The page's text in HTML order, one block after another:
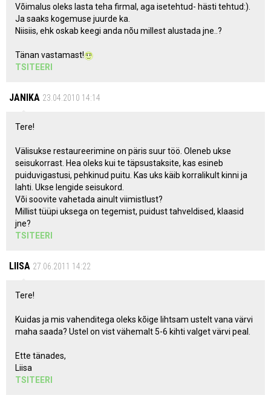
Võimalus oleks lasta teha firmal, aga isetehtud- hästi tehtud:).
Ja saaks kogemuse juurde ka.
Niisiis, ehk oskab keegi anda nõu millest alustada jne..?
Tänan vastamast!
TSITEERI
JANIKA 23.04.2010 14:14
Tere!
Välisukse restaureerimine on päris suur töö. Oleneb ukse
seisukorrast. Hea oleks kui te täpsustaksite, kas esineb
puiduvigastusi, pehkinud puitu. Kas uks käib korralikult kinni ja
lahti. Ukse lengide seisukord.
Või soovite vahetada ainult viimistlust?
Millist tüüpi uksega on tegemist, puidust tahveldised, klaasid
jne?
TSITEERI
LIISA 27.06.2011 14:22
Tere!
Kuidas ja mis vahenditega oleks kõige lihtsam ustelt vana värvi
maha saada? Ustel on vist vähemalt 5-6 kihti valget värvi peal.
Ette tänades,
Liisa
TSITEERI